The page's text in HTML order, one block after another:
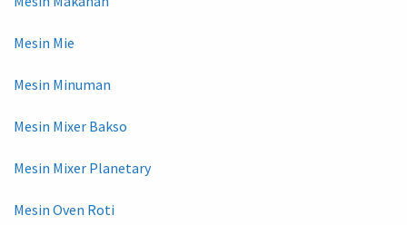
Mesin Mie
Mesin Minuman
Mesin Mixer Bakso
Mesin Mixer Planetary
Mesin Oven Roti